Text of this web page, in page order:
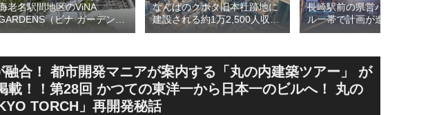
老名駅間地区のViNA
（ビナ ガーデン
）で建設中の「（仮称）フ
ル温浴棟」2026年夏時点建
状況！！天然温泉のほか子
て・ペット関連の複合施設
建設が進む！！
なんばのクボタ旧本社跡地に
建設される約1万2,500人収容
の多目的アリーナ「（仮称）
区名称は「Kubota field（クボ
タフィールド）」に決定！！
長崎駅前の県営バスターミナ
ル一帯で計画が進む「大黒町
地区第一種市街地再開発事
としたホテル・商業・オフィ
スを備える新たな交通・都市
拠点を形成へ！！
合！ 都市開発マニアが案内する「丸の内建築ツアー」 が
載！！第28回 かつての東洋一から日本一のビルへ！ 丸の
TORCH」再開発秘話